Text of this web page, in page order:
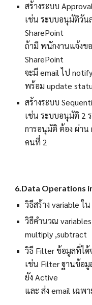
สร้างระบบ
เช่น ระบบอนุมัติวัน
SharePoint
ถ้ามี พนักงานแจ้งข
SharePoint
จะมี email ไป
พร้อม update
สร้างระบบ
เช่น ระบบอนุมัติ 2
การอนุมัติ ต้อง ผ่า
คนที่ 2
6.Data Operations
วิธีสร้าง variable ใ
วิธีคำนวณ
multiply ,subtract
วิธี Filter ข้อมูลที่ได้
เช่น Filter ฐานข้อมู
ยัง Active
และ ส่ง email เฉพ